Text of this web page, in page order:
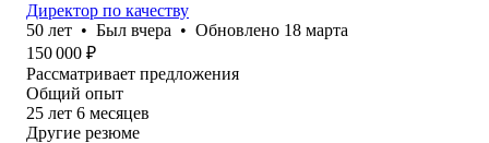
Директор по качеству
50 лет • Был вчера • Обновлено 18 марта
150 000 ₽
Рассматривает предложения
Общий опыт
25 лет 6 месяцев
Другие резюме